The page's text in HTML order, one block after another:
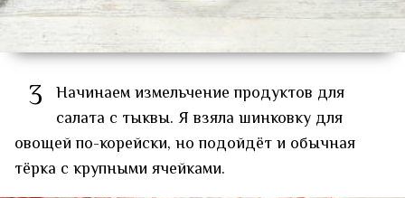
3 Начинаем измельчение продуктов для
салата с тыквы. Я взяла шинковку для
овощей по-корейски, но подойдёт и обычная
тёрка с крупными ячейками.